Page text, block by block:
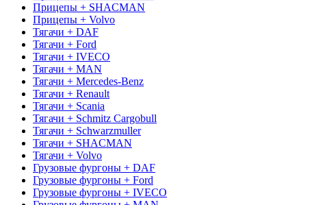
Прицепы + SHACMAN
Прицепы + Volvo
Тягачи + DAF
Тягачи + Ford
Тягачи + IVECO
Тягачи + MAN
Тягачи + Mercedes-Benz
Тягачи + Renault
Тягачи + Scania
Тягачи + Schmitz Cargobull
Тягачи + Schwarzmuller
Тягачи + SHACMAN
Тягачи + Volvo
Грузовые фургоны + DAF
Грузовые фургоны + Ford
Грузовые фургоны + IVECO